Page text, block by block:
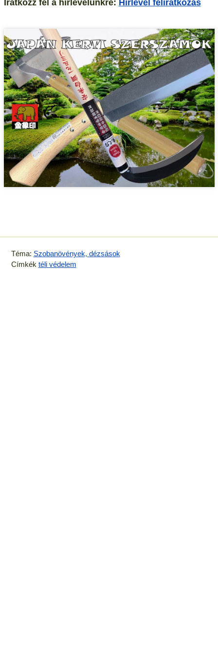
Iratkozz fel a hírlevelünkre: Hírlevél feliratkozás
Téma: Szobanövények, dézsások
Címkék téli védelem